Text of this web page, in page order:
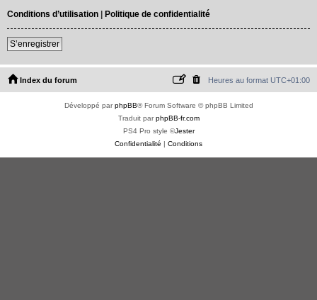
Conditions d’utilisation | Politique de confidentialité
S’enregistrer
Index du forum Heures au format UTC+01:00
Développé parphpBB® Forum Software © phpBB Limited
Traduit parphpBB-fr.com
PS4 Pro style ©Jester
Confidentialité | Conditions